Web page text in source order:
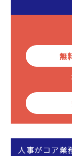
無
人事がコア業